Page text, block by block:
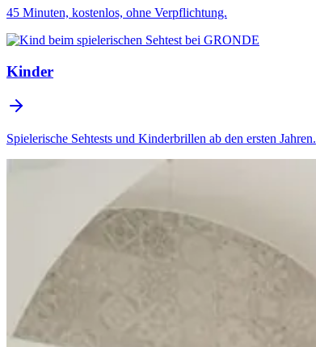
45 Minuten, kostenlos, ohne Verpflichtung.
Kinder
Spielerische Sehtests und Kinderbrillen ab den ersten Jahren.